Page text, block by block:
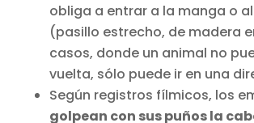
obliga a entrar a la manga o
(pasillo estrecho, de madera
casos, donde un animal no
vuelta, sólo puede ir en una
Según registros fílmicos, los
golpean con sus puños la